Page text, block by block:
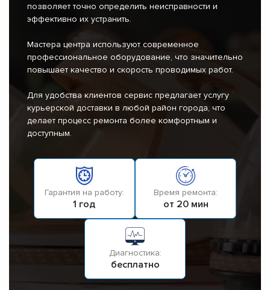
позволяет точно определить неисправности и
эффективно их устранить.
Мастера центра используют современное
профессиональное оборудование, что значительно
повышает качество и скорость проводимых работ.
Для удобства клиентов сервис предлагает услугу
курьерской доставки в любой район города, что
делает процесс ремонта более комфортным и
доступным.
Гарантия на работу:
1 год
Время ремонта:
от 20 мин
Диагностика:
бесплатно